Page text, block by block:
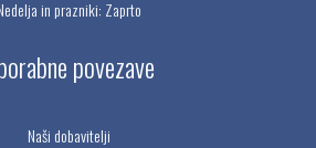
in prazniki: Zaprto
povezave
Naši dobavitelji